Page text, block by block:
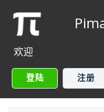
欢迎
登陆 注册